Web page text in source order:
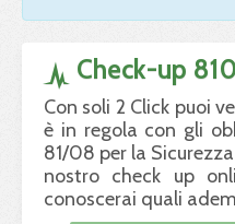
Check-up
Con soli 2 Click puoi
è in regola con gli
81/08 per la
nostro check up
conoscerai quali